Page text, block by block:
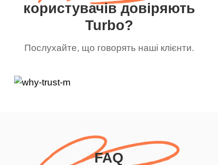
користувачів довіряють
Turbo?
Послухайте, що говорять наші клієнти.
FAQ